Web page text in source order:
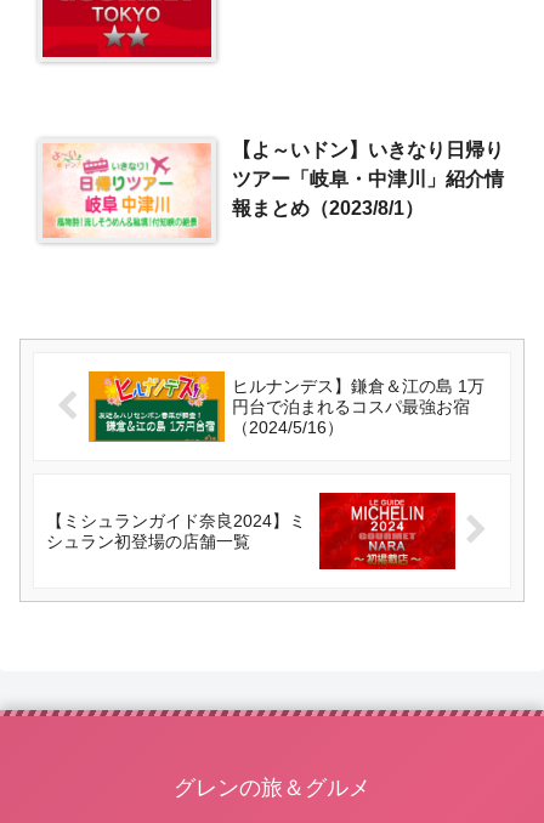
【よ～いドン】いきなり日帰り
ツアー「岐阜・中津川」紹介情
報まとめ（2023/8/1）
ヒルナンデス】鎌倉＆江の島 1万
円台で泊まれるコスパ最強お宿
（2024/5/16）
【ミシュランガイド奈良2024】ミ
シュラン初登場の店舗一覧
グレンの旅＆グルメ